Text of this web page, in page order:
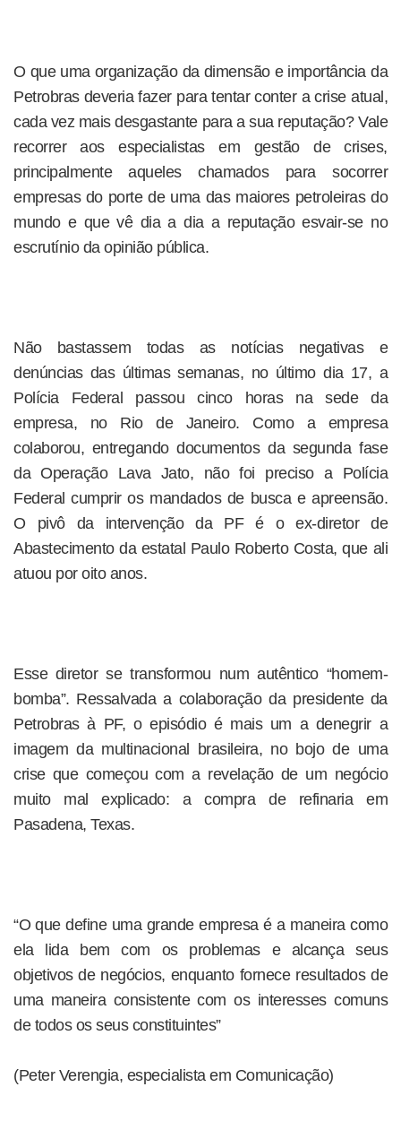
O que uma organização da dimensão e importância da
Petrobras deveria fazer para tentar conter a crise atual,
cada vez mais desgastante para a sua reputação? Vale
recorrer aos especialistas em gestão de crises,
principalmente aqueles chamados para socorrer
empresas do porte de uma das maiores petroleiras do
mundo e que vê dia a dia a reputação esvair-se no
escrutínio da opinião pública.
Não bastassem todas as notícias negativas e
denúncias das últimas semanas, no último dia 17, a
Polícia Federal passou cinco horas na sede da
empresa, no Rio de Janeiro. Como a empresa
colaborou, entregando documentos da segunda fase
da Operação Lava Jato, não foi preciso a Polícia
Federal cumprir os mandados de busca e apreensão.
O pivô da intervenção da PF é o ex-diretor de
Abastecimento da estatal Paulo Roberto Costa, que ali
atuou por oito anos.
Esse diretor se transformou num autêntico “homem-
bomba”. Ressalvada a colaboração da presidente da
Petrobras à PF, o episódio é mais um a denegrir a
imagem da multinacional brasileira, no bojo de uma
crise que começou com a revelação de um negócio
muito mal explicado: a compra de refinaria em
Pasadena, Texas.
“O que define uma grande empresa é a maneira como
ela lida bem com os problemas e alcança seus
objetivos de negócios, enquanto fornece resultados de
uma maneira consistente com os interesses comuns
de todos os seus constituintes”
(Peter Verengia, especialista em Comunicação)